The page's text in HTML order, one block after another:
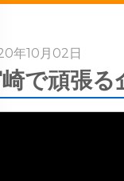
年10月02日
で頑張